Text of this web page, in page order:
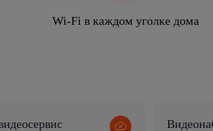
Wi-Fi в каждом уголке дома